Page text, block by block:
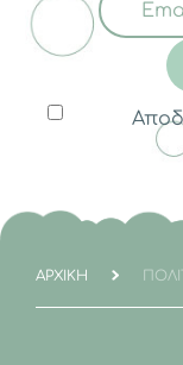
ΑΡΧΙΚΉ